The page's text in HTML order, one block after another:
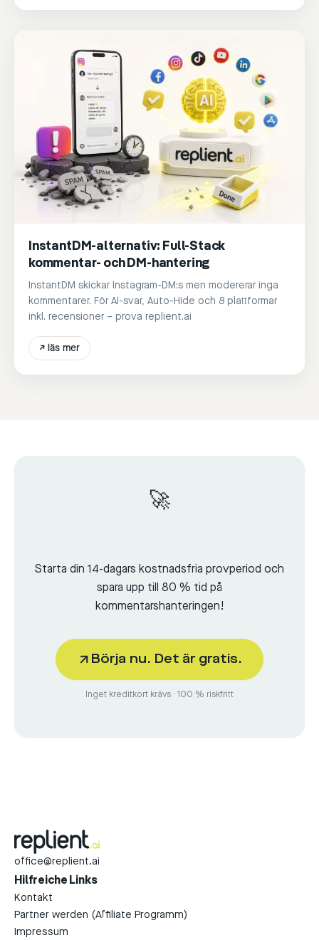
InstantDM-alternativ: Full-Stack
kommentar- och DM-hantering
InstantDM skickar Instagram-DM:s men modererar inga
kommentarer. För AI-svar, Auto-Hide och 8 plattformar
inkl. recensioner – prova replient.ai
↗ läs mer
🚀
Starta din 14-dagars kostnadsfria provperiod och
spara upp till 80 % tid på
kommentarshanteringen!
Börja nu. Det är gratis.
Inget kreditkort krävs · 100 % riskfritt
office@replient.ai
Hilfreiche Links
Kontakt
Partner werden (Affiliate Programm)
Impressum